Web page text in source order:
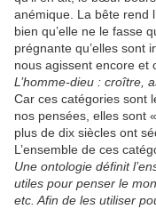
anémique. La bête rend
bien qu’elle ne le fasse
prégnante qu’elles sont
nous agissent encore et
L’homme-dieu : croître,
Car ces catégories sont
nos pensées, elles sont
plus de dix siècles ont
L’ensemble de ces
Une ontologie définit
utiles pour penser le
etc. Afin de les utiliser